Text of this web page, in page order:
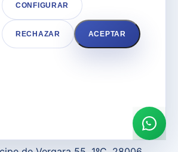
en Clínica
Madrid
CONFIGURAR
RECHAZAR ACEPTAR